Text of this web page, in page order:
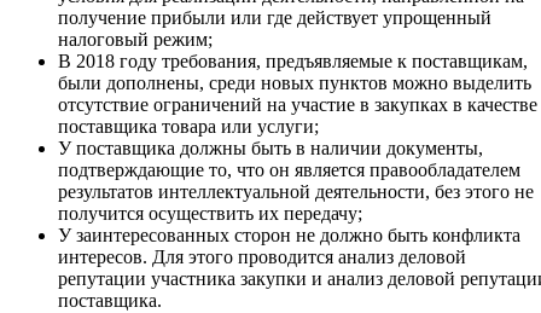
получение прибыли или где действует упрощенный
налоговый режим;
В 2018 году требования, предъявляемые к поставщикам,
были дополнены, среди новых пунктов можно выделить
отсутствие ограничений на участие в закупках в качестве
поставщика товара или услуги;
У поставщика должны быть в наличии документы,
подтверждающие то, что он является правообладателем
результатов интеллектуальной деятельности, без этого не
получится осуществить их передачу;
У заинтересованных сторон не должно быть конфликта
интересов. Для этого проводится анализ деловой
репутации участника закупки и анализ деловой
поставщика.